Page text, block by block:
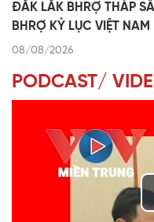
ĐẮK LẮK BHRỢ THÁP
BHRỢ KỶ LỤC VIỆT NAM
08/08/2026
PODCAST/